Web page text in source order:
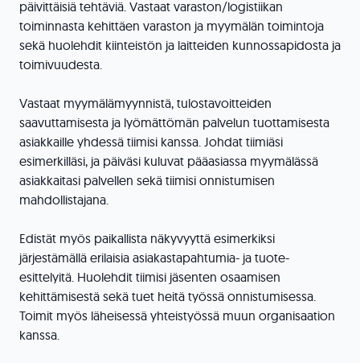
päivittäisiä tehtäviä. Vastaat varaston/logistiikan
toiminnasta kehittäen varaston ja myymälän toimintoja
sekä huolehdit kiinteistön ja laitteiden kunnossapidosta ja
toimivuudesta.
Vastaat myymälämyynnistä, tulostavoitteiden
saavuttamisesta ja lyömättömän palvelun tuottamisesta
asiakkaille yhdessä tiimisi kanssa. Johdat tiimiäsi
esimerkilläsi, ja päiväsi kuluvat pääasiassa myymälässä
asiakkaitasi palvellen sekä tiimisi onnistumisen
mahdollistajana.
Edistät myös paikallista näkyvyyttä esimerkiksi
järjestämällä erilaisia asiakastapahtumia- ja tuote-
esittelyitä. Huolehdit tiimisi jäsenten osaamisen
kehittämisestä sekä tuet heitä työssä onnistumisessa.
Toimit myös läheisessä yhteistyössä muun organisaation
kanssa.